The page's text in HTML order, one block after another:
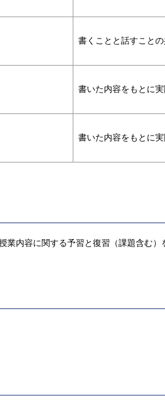
書くことと話すこと
書いた内容をもとに
書いた内容をもとに
内容に関する予習と復習（課題含む）